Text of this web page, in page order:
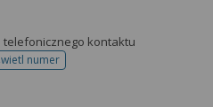
telefonicznego kontaktu
numer
telefonu do rejestracji